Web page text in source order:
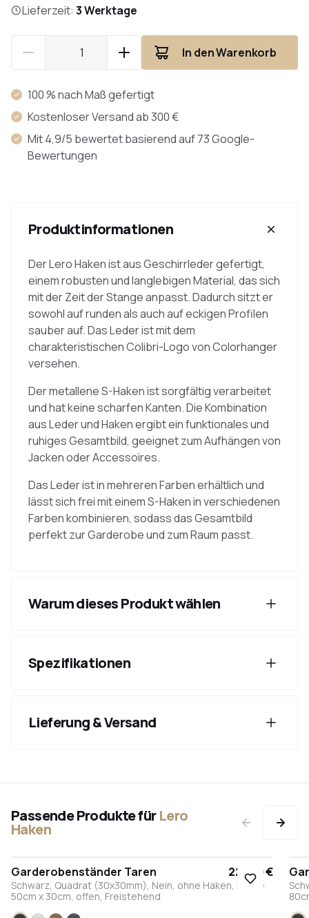
Lieferzeit: 3 Werktage
In den Warenkorb
100 % nach Maß gefertigt
Kostenloser Versand ab 300 €
Mit 4,9/5 bewertet basierend auf 73 Google-
Bewertungen
Produktinformationen
Der Lero Haken ist aus Geschirrleder gefertigt,
einem robusten und langlebigen Material, das sich
mit der Zeit der Stange anpasst. Dadurch sitzt er
sowohl auf runden als auch auf eckigen Profilen
sauber auf. Das Leder ist mit dem
charakteristischen Colibri-Logo von Colorhanger
versehen.
Der metallene S-Haken ist sorgfältig verarbeitet
und hat keine scharfen Kanten. Die Kombination
aus Leder und Haken ergibt ein funktionales und
ruhiges Gesamtbild, geeignet zum Aufhängen von
Jacken oder Accessoires.
Das Leder ist in mehreren Farben erhältlich und
lässt sich frei mit einem S-Haken in verschiedenen
Farben kombinieren, sodass das Gesamtbild
perfekt zur Garderobe und zum Raum passt.
Warum dieses Produkt wählen
Spezifikationen
Lieferung & Versand
Passende Produkte fürLero
Haken
Garderobenständer Taren 225,00 €
Schwarz, Quadrat (30x30mm), Nein, ohne Haken, Länge
50cm x 30cm, offen, Freistehend